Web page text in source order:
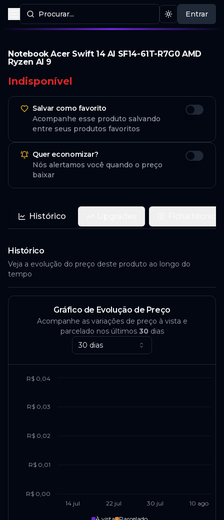
Procurar...
Procurar produtos Mudar tema
Entrar
Notebook Acer Swift 14 AI SF14-61T-R7G0 AMD
Ryzen AI 9
Indisponível
Salvar como favorito
Acompanhe esse produto salvando
entre seus produtos favoritos
Quer economizar?
Nós alertamos você quando o preço
baixar
Histórico
Histórico
Veja a evolução do preço deste produto ao longo do
tempo
Gráfico de Evolução de Preço
Acompanhe as variações de preço à vista e
parcelado nos últimos 30dias
30 dias
14 jul 22 jul 30 jul 10 ago
R$ 0,00
R$ 0,01
R$ 0,02
R$ 0,03
R$ 0,04